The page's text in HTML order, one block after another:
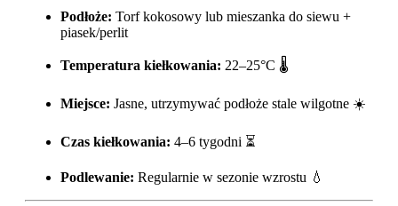
Podłoże: Torf kokosowy lub mieszanka do siewu +
piasek/perlit
Temperatura kiełkowania: 22–25°C 🌡️
Miejsce: Jasne, utrzymywać podłoże stale wilgotne ☀️
Czas kiełkowania: 4–6 tygodni ⏳
Podlewanie: Regularnie w sezonie wzrostu 💧